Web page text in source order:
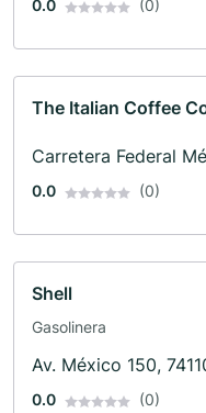
0.0 (0)
The Italian Coffee
Carretera Federal
0.0 (0)
Shell
Gasolinera
Av. México 150,
0.0 (0)